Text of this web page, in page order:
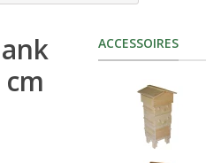
ACCESSOIRES